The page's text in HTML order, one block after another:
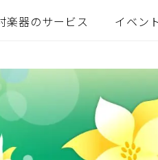
楽器のサービス イベン